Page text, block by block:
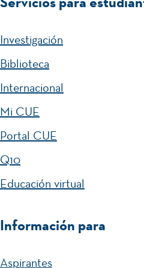
Investigación
Biblioteca
Internacional
Mi CUE
Portal CUE
Q10
Educación virtual
Información para
Aspirantes